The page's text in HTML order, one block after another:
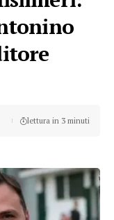
lettura in 3 minuti